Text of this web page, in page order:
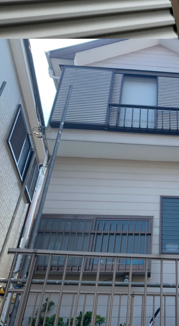
根塗装 内装塗装